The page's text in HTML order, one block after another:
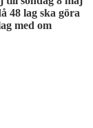
48 lag ska göra
med om